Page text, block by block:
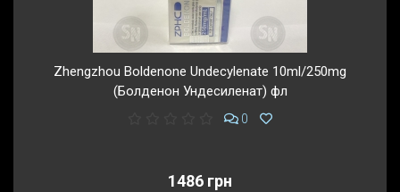
Zhengzhou Boldenone Undecylenate 10ml/250mg
(Болденон Ундесиленат) фл
0
1486 грн